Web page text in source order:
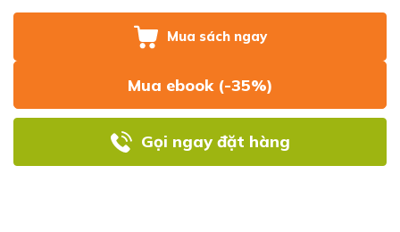
Mua sách ngay
Mua ebook (-35%)
Gọi ngay đặt hàng